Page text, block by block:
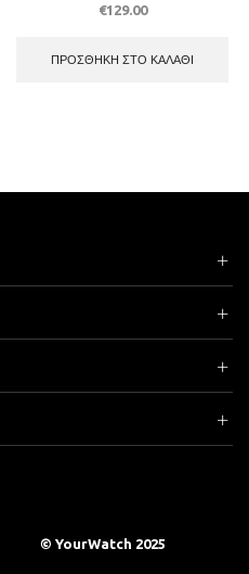
€129.00
ΠΡΟΣΘΉΚΗ ΣΤΟ ΚΑΛΆΘΙ
© YourWatch 2025